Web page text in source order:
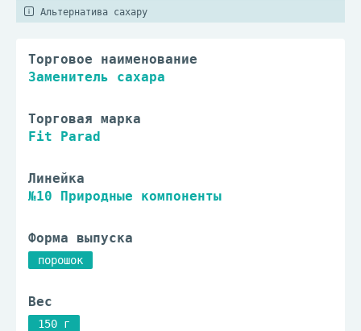
Альтернатива сахару
Торговое наименование
Заменитель сахара
Торговая марка
Fit Parad
Линейка
№10 Природные компоненты
Форма выпуска
порошок
Вес
150 г